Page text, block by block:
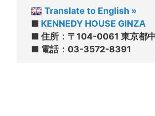
Translate to English »
■ KENNEDY HOUSE GINZA
■ 住所：〒104-0061 東京都